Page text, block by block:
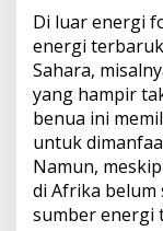
Di luar energi
energi
Sahara,
yang hampir
benua ini
untuk
Namun,
di Afrika belum
sumber energi